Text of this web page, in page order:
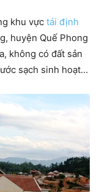
khu vực tái định
huyện Quế Phong
không có đất sản
sạch sinh hoạt…